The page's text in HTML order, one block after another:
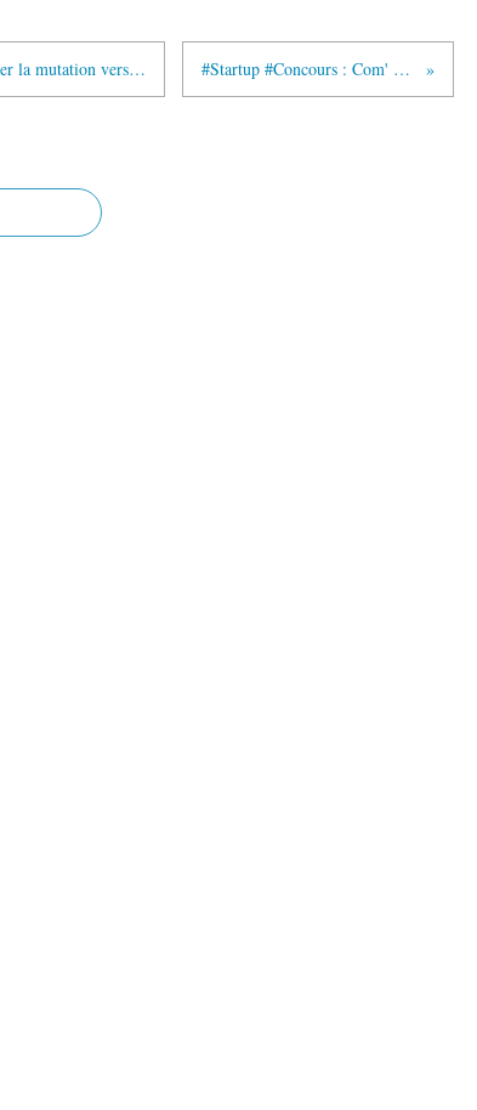
#Startup : Smart hôpital , Accompagner la mutation vers l'hôpital de demain #Startup #Concours : Com' Une Start-up